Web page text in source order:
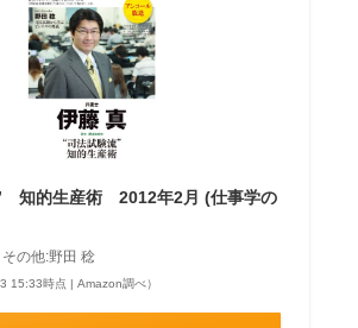
知的生産術 2012年2月 (仕事学の
の他:野田 稔
15:33時点 | Amazon調べ）